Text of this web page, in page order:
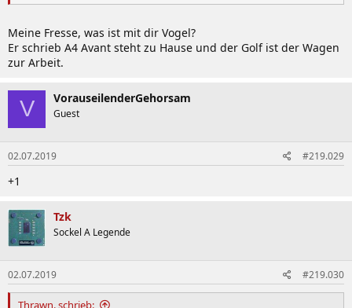
Meine Fresse, was ist mit dir Vogel?
Er schrieb A4 Avant steht zu Hause und der Golf ist der Wagen
zur Arbeit.
V VorauseilenderGehorsam
Guest
02.07.2019 #219.029
+1
Tzk
Sockel A Legende
02.07.2019 #219.030
Thrawn. schrieb: